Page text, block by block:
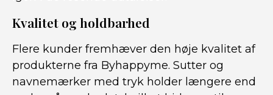
Kvalitet og holdbarhed
Flere kunder fremhæver den høje kvalitet af
produkterne fra Byhappyme. Sutter og
navnemærker med tryk holder længere end